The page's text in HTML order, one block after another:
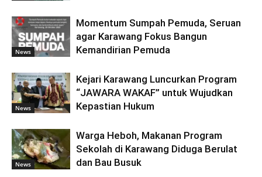
News
Momentum Sumpah Pemuda, Seruan
agar Karawang Fokus Bangun
Kemandirian Pemuda
News
Kejari Karawang Luncurkan Program
“JAWARA WAKAF” untuk Wujudkan
Kepastian Hukum
News
Warga Heboh, Makanan Program
Sekolah di Karawang Diduga Berulat
dan Bau Busuk